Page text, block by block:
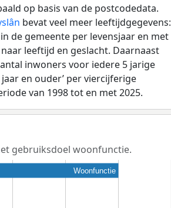
op basis van de postcodedata.
bevat veel meer leeftijdgegevens:
de gemeente per levensjaar en met
leeftijd en geslacht. Daarnaast
inwoners voor iedere 5 jarige
en ouder’ per viercijferige
van 1998 tot en met 2025.
gebruiksdoel woonfunctie.
Woonfunctie